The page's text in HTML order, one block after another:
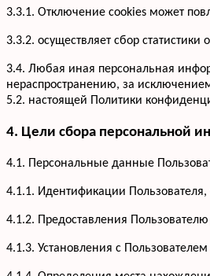
3.3.1. Отключение cookies может
3.3.2. осуществляет сбор
3.4. Любая иная персональная
нераспространению, за
5.2. настоящей Политики
4. Цели сбора персональной
4.1. Персональные данные
4.1.1. Идентификации
4.1.2. Предоставления
4.1.3. Установления с